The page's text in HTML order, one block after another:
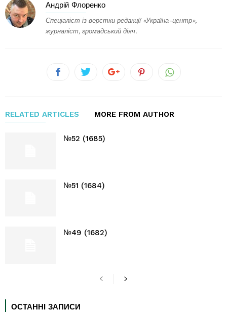
Андрій Флоренко
Спеціаліст із верстки редакції «Україна-центр»,
журналіст, громадський діяч.
RELATED ARTICLES MORE FROM AUTHOR
№52 (1685)
№51 (1684)
№49 (1682)
ОСТАННІ ЗАПИСИ